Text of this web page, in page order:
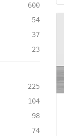
600
54
37
23
225
104
98
74